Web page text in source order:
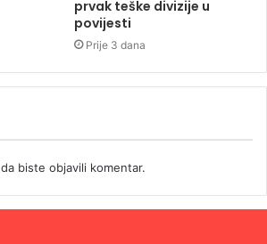
prvak teške divizije u
povijesti
Prije 3 dana
da biste objavili komentar.